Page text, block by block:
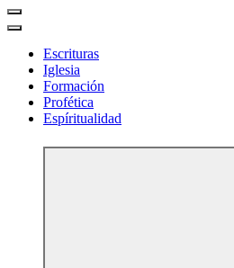
Escrituras
Iglesia
Formación
Profética
Espíritualidad